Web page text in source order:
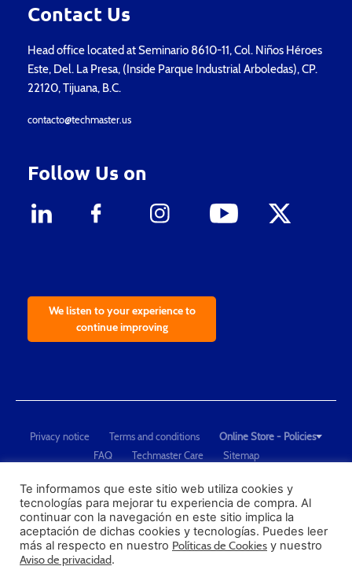
Contact Us
Head office located at Seminario 8610-11, Col. Niños Héroes
Este, Del. La Presa, (Inside Parque Industrial Arboledas), CP.
22120, Tijuana, B.C.
contacto@techmaster.us
Follow Us on
We listen to your experience to
continue improving
Privacy notice Terms and conditions
Online Store - Policies
FAQ
Techmaster Care
Sitemap
"Techmaster de México is The Global Leader in Test Equipment Solutions -
Calibration, Dimensional Measurement and Testing"
PROFECO
CONDUSEF
Te informamos que este sitio web utiliza cookies y
tecnologías para mejorar tu experiencia de compra. Al
continuar con la navegación en este sitio implica la
aceptación de dichas cookies y tecnologías. Puedes leer
más al respecto en nuestro Políticas de Cookies y nuestro
Aviso de privacidad.